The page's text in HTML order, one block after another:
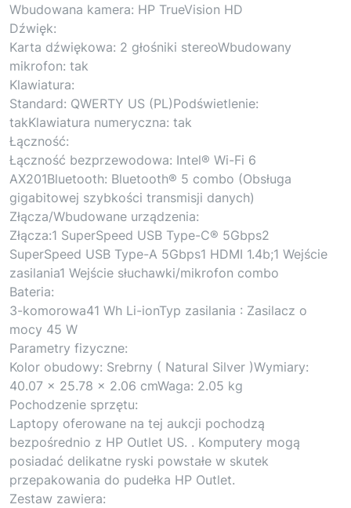
Wbudowana kamera: HP TrueVision HD
Dźwięk:
Karta dźwiękowa: 2 głośniki stereoWbudowany
mikrofon: tak
Klawiatura:
Standard: QWERTY US (PL)Podświetlenie:
takKlawiatura numeryczna: tak
Łączność:
Łączność bezprzewodowa: Intel® Wi-Fi 6
AX201Bluetooth: Bluetooth® 5 combo (Obsługa
gigabitowej szybkości transmisji danych)
Złącza/Wbudowane urządzenia:
Złącza:1 SuperSpeed USB Type-C® 5Gbps2
SuperSpeed USB Type-A 5Gbps1 HDMI 1.4b;1 Wejście
zasilania1 Wejście słuchawki/mikrofon combo
Bateria:
3-komorowa41 Wh Li-ionTyp zasilania : Zasilacz o
mocy 45 W
Parametry fizyczne:
Kolor obudowy: Srebrny ( Natural Silver )Wymiary:
40.07 x 25.78 x 2.06 cmWaga: 2.05 kg
Pochodzenie sprzętu:
Laptopy oferowane na tej aukcji pochodzą
bezpośrednio z HP Outlet US. . Komputery mogą
posiadać delikatne ryski powstałe w skutek
przepakowania do pudełka HP Outlet.
Zestaw zawiera: